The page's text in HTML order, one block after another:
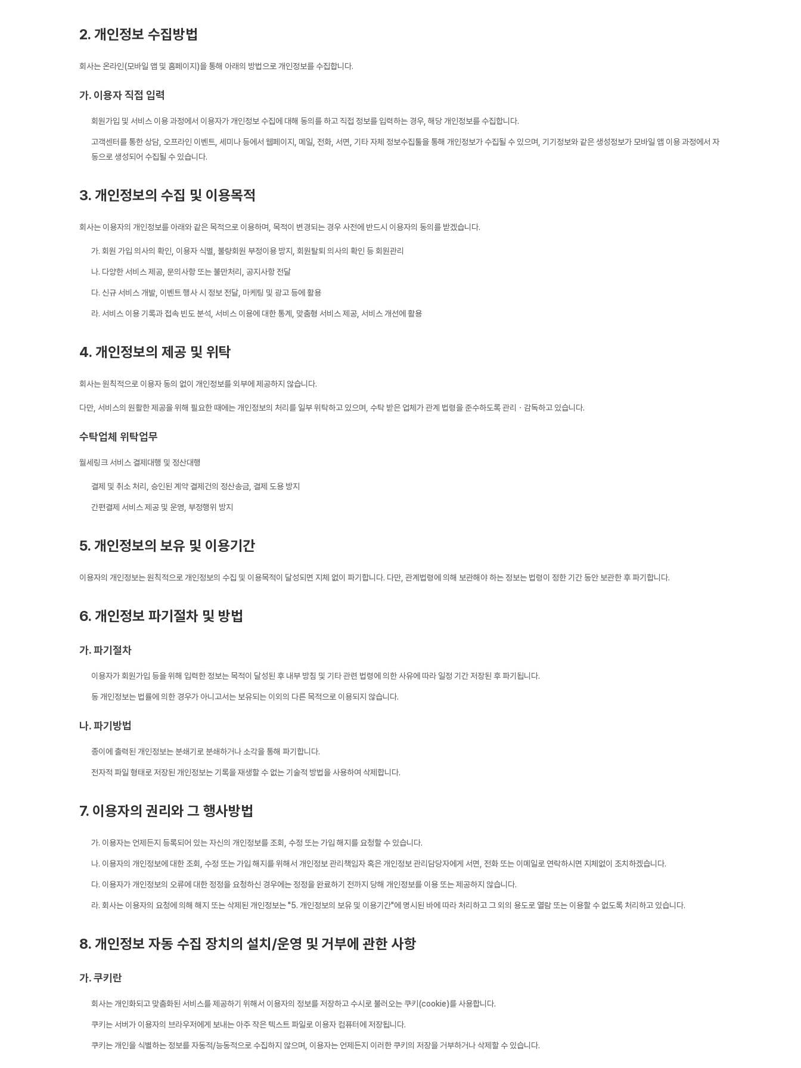
2. 개인정보 수집방법
회사는 온라인(모바일 앱 및 홈페이지)을 통해 아래의 방법으로 개인정보를 수집합니다.
가. 이용자 직접 입력
회원가입 및 서비스 이용 과정에서 이용자가 개인정보 수집에 대해 동의를 하고 직접 정보를 입력하는 경우, 해당 개인정보를 수집합니다.
고객센터를 통한 상담, 오프라인 이벤트, 세미나 등에서 웹페이지, 메일, 전화, 서면, 기타 자체 정보수집툴을 통해 개인정보가 수집될 수 있으며, 기기정보와 같은 생성정보가 모바일 앱 이용 과정에서 자
동으로 생성되어 수집될 수 있습니다.
3. 개인정보의 수집 및 이용목적
회사는 이용자의 개인정보를 아래와 같은 목적으로 이용하며, 목적이 변경되는 경우 사전에 반드시 이용자의 동의를 받겠습니다.
가. 회원 가입 의사의 확인, 이용자 식별, 불량회원 부정이용 방지, 회원탈퇴 의사의 확인 등 회원관리
나. 다양한 서비스 제공, 문의사항 또는 불만처리, 공지사항 전달
다. 신규 서비스 개발, 이벤트 행사 시 정보 전달, 마케팅 및 광고 등에 활용
라. 서비스 이용 기록과 접속 빈도 분석, 서비스 이용에 대한 통계, 맞춤형 서비스 제공, 서비스 개선에 활용
4. 개인정보의 제공 및 위탁
회사는 원칙적으로 이용자 동의 없이 개인정보를 외부에 제공하지 않습니다.
다만, 서비스의 원활한 제공을 위해 필요한 때에는 개인정보의 처리를 일부 위탁하고 있으며, 수탁 받은 업체가 관계 법령을 준수하도록 관리ㆍ감독하고 있습니다.
수탁업체 위탁업무
월세링크 서비스 결제대행 및 정산대행
결제 및 취소 처리, 승인된 계약 결제건의 정산송금, 결제 도용 방지
간편결제 서비스 제공 및 운영, 부정행위 방지
5. 개인정보의 보유 및 이용기간
이용자의 개인정보는 원칙적으로 개인정보의 수집 및 이용목적이 달성되면 지체 없이 파기합니다. 다만, 관계법령에 의해 보관해야 하는 정보는 법령이 정한 기간 동안 보관한 후 파기합니다.
6. 개인정보 파기절차 및 방법
가. 파기절차
이용자가 회원가입 등을 위해 입력한 정보는 목적이 달성된 후 내부 방침 및 기타 관련 법령에 의한 사유에 따라 일정 기간 저장된 후 파기됩니다.
동 개인정보는 법률에 의한 경우가 아니고서는 보유되는 이외의 다른 목적으로 이용되지 않습니다.
나. 파기방법
종이에 출력된 개인정보는 분쇄기로 분쇄하거나 소각을 통해 파기합니다.
전자적 파일 형태로 저장된 개인정보는 기록을 재생할 수 없는 기술적 방법을 사용하여 삭제합니다.
7. 이용자의 권리와 그 행사방법
가. 이용자는 언제든지 등록되어 있는 자신의 개인정보를 조회, 수정 또는 가입 해지를 요청할 수 있습니다.
나. 이용자의 개인정보에 대한 조회, 수정 또는 가입 해지를 위해서 개인정보 관리책임자 혹은 개인정보 관리담당자에게 서면, 전화 또는 이메일로 연락하시면 지체없이 조치하겠습니다.
다. 이용자가 개인정보의 오류에 대한 정정을 요청하신 경우에는 정정을 완료하기 전까지 당해 개인정보를 이용 또는 제공하지 않습니다.
라. 회사는 이용자의 요청에 의해 해지 또는 삭제된 개인정보는 "5. 개인정보의 보유 및 이용기간"에 명시된 바에 따라 처리하고 그 외의 용도로 열람 또는 이용할 수 없도록 처리하고 있습니다.
8. 개인정보 자동 수집 장치의 설치/운영 및 거부에 관한 사항
가. 쿠키란
회사는 개인화되고 맞춤화된 서비스를 제공하기 위해서 이용자의 정보를 저장하고 수시로 불러오는 쿠키(cookie)를 사용합니다.
쿠키는 서버가 이용자의 브라우저에게 보내는 아주 작은 텍스트 파일로 이용자 컴퓨터에 저장됩니다.
쿠키는 개인을 식별하는 정보를 자동적/능동적으로 수집하지 않으며, 이용자는 언제든지 이러한 쿠키의 저장을 거부하거나 삭제할 수 있습니다.